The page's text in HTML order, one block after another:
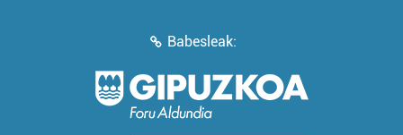
Babesleak: